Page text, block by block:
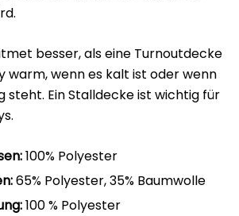
besser, als eine Turnoutdecke
warm, wenn es kalt ist oder wenn
steht. Ein Stalldecke ist wichtig für
100% Polyester
65% Polyester, 35% Baumwolle
100 % Polyester